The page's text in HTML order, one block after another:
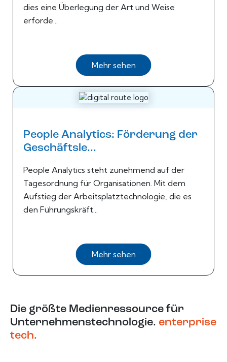
dies eine Überlegung der Art und Weise
erforde...
Mehr sehen
People Analytics: Förderung der
Geschäftsle...
People Analytics steht zunehmend auf der
Tagesordnung für Organisationen. Mit dem
Aufstieg der Arbeitsplatztechnologie, die es
den Führungskräft...
Mehr sehen
Die größte Medienressource für
Unternehmenstechnologie. enterprise
tech.